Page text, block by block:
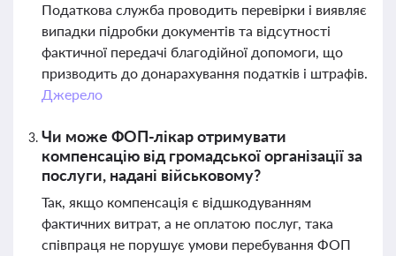
Податкова служба проводить перевірки і виявляє
випадки підробки документів та відсутності
фактичної передачі благодійної допомоги, що
призводить до донарахування податків і штрафів.
Джерело
Чи може ФОП-лікар отримувати
компенсацію від громадської організації за
послуги, надані військовому?
Так, якщо компенсація є відшкодуванням
фактичних витрат, а не оплатою послуг, така
співпраця не порушує умови перебування ФОП